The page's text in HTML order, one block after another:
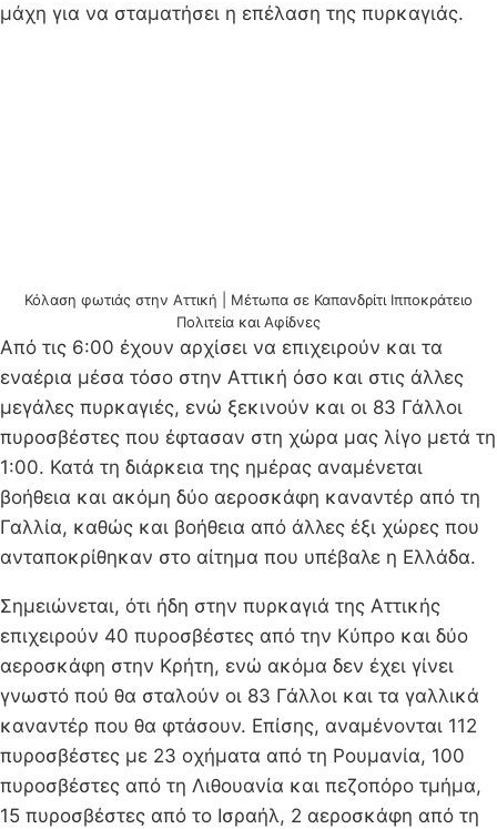
μάχη για να σταματήσει η επέλαση της πυρκαγιάς.
Κόλαση φωτιάς στην Αττική | Μέτωπα σε Καπανδρίτι Ιπποκράτειο
Πολιτεία και Αφίδνες
Από τις 6:00 έχουν αρχίσει να επιχειρούν και τα
εναέρια μέσα τόσο στην Αττική όσο και στις άλλες
μεγάλες πυρκαγιές, ενώ ξεκινούν και οι 83 Γάλλοι
πυροσβέστες που έφτασαν στη χώρα μας λίγο μετά τη
1:00. Κατά τη διάρκεια της ημέρας αναμένεται
βοήθεια και ακόμη δύο αεροσκάφη καναντέρ από τη
Γαλλία, καθώς και βοήθεια από άλλες έξι χώρες που
ανταποκρίθηκαν στο αίτημα που υπέβαλε η Ελλάδα.
Σημειώνεται, ότι ήδη στην πυρκαγιά της Αττικής
επιχειρούν 40 πυροσβέστες από την Κύπρο και δύο
αεροσκάφη στην Κρήτη, ενώ ακόμα δεν έχει γίνει
γνωστό πού θα σταλούν οι 83 Γάλλοι και τα γαλλικά
καναντέρ που θα φτάσουν. Επίσης, αναμένονται 112
πυροσβέστες με 23 οχήματα από τη Ρουμανία, 100
πυροσβέστες από τη Λιθουανία και πεζοπόρο τμήμα,
15 πυροσβέστες από το Ισραήλ, 2 αεροσκάφη από τη